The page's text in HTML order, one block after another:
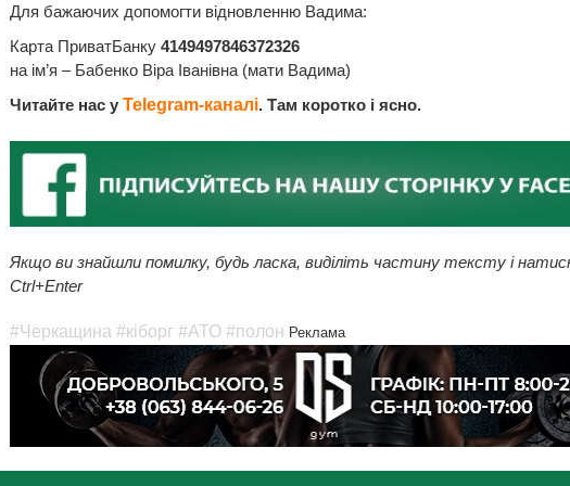
Для бажаючих допомогти відновленню Вадима:
Карта ПриватБанку 4149497846372326
на ім’я – Бабенко Віра Іванівна (мати Вадима)
Читайте нас у Telegram-каналі. Там коротко і ясно.
Якщо ви знайшли помилку, будь ласка, виділіть частину тексту і
Ctrl+Enter
#Черкащина #кіборг #АТО #полон Реклама